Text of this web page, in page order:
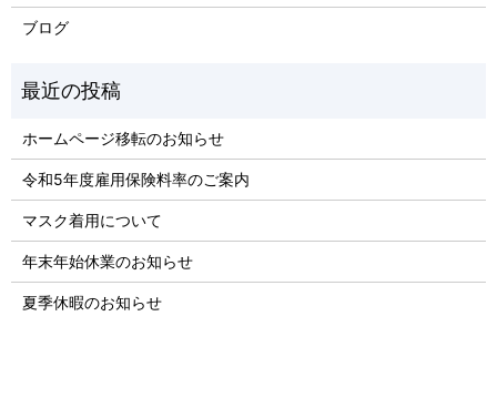
ブログ
ホームページ移転のお知らせ
令和5年度雇用保険料率のご案内
マスク着用について
年末年始休業のお知らせ
夏季休暇のお知らせ